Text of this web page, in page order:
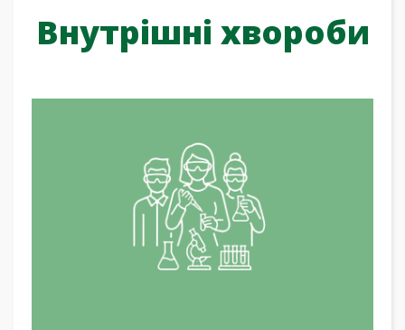
Внутрішні хвороби